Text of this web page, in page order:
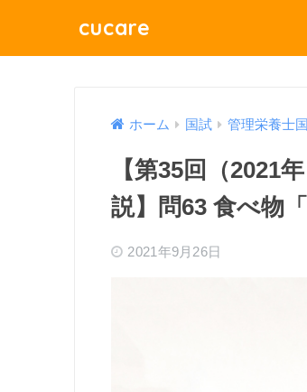
cucare
ホーム 国試 管理栄養士
【第35回（2021
説】問63 食べ物
2021年9月26日